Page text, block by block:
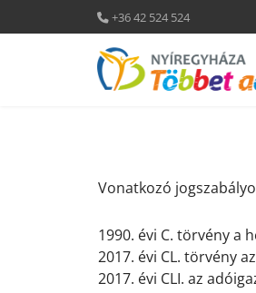
+36 42 524 524
Vonatkozó
1990. évi C. törvény a
2017. évi CL. törvény
2017. évi CLI. az